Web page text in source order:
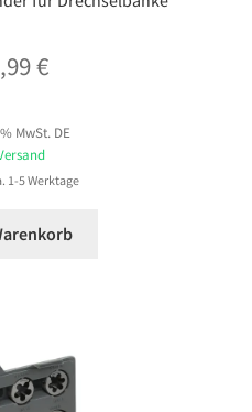
€
MwSt. DE
1-5 Werktage